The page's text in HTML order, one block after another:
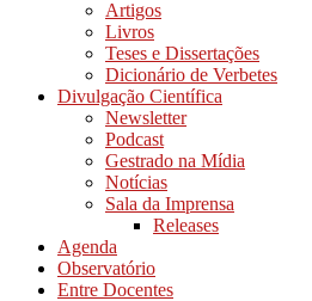
Artigos
Livros
Teses e Dissertações
Dicionário de Verbetes
Divulgação Científica
Newsletter
Podcast
Gestrado na Mídia
Notícias
Sala da Imprensa
Releases
Agenda
Observatório
Entre Docentes